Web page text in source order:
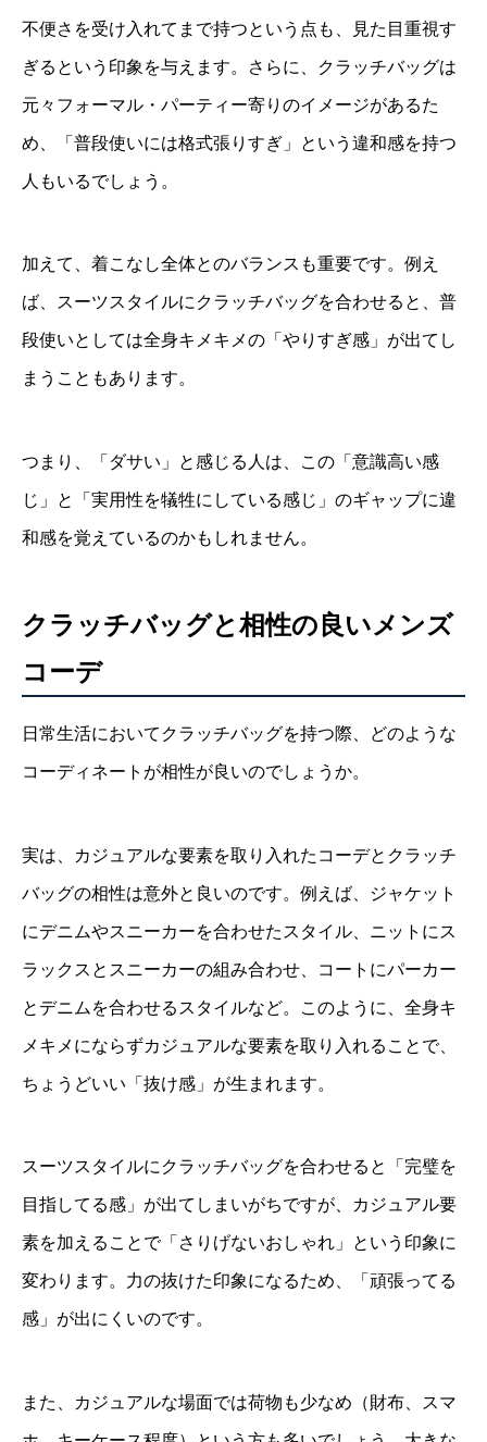
不便さを受け入れてまで持つという点も、見た目重視す
ぎるという印象を与えます。さらに、クラッチバッグは
元々フォーマル・パーティー寄りのイメージがあるた
め、「普段使いには格式張りすぎ」という違和感を持つ
人もいるでしょう。
加えて、着こなし全体とのバランスも重要です。例え
ば、スーツスタイルにクラッチバッグを合わせると、普
段使いとしては全身キメキメの「やりすぎ感」が出てし
まうこともあります。
つまり、「ダサい」と感じる人は、この「意識高い感
じ」と「実用性を犠牲にしている感じ」のギャップに違
和感を覚えているのかもしれません。
クラッチバッグと相性の良いメンズ
コーデ
日常生活においてクラッチバッグを持つ際、どのような
コーディネートが相性が良いのでしょうか。
実は、カジュアルな要素を取り入れたコーデとクラッチ
バッグの相性は意外と良いのです。例えば、ジャケット
にデニムやスニーカーを合わせたスタイル、ニットにス
ラックスとスニーカーの組み合わせ、コートにパーカー
とデニムを合わせるスタイルなど。このように、全身キ
メキメにならずカジュアルな要素を取り入れることで、
ちょうどいい「抜け感」が生まれます。
スーツスタイルにクラッチバッグを合わせると「完璧を
目指してる感」が出てしまいがちですが、カジュアル要
素を加えることで「さりげないおしゃれ」という印象に
変わります。力の抜けた印象になるため、「頑張ってる
感」が出にくいのです。
また、カジュアルな場面では荷物も少なめ（財布、スマ